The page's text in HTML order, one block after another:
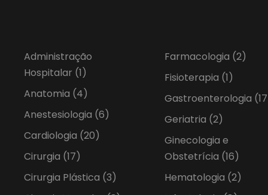
Administração
Hospitalar (1)
Anatomia (4)
Anestesiologia (6)
Cardiologia (20)
Cirurgia (17)
Cirurgia Plástica (3)
Farmacologia (2)
Fisioterapia (1)
Gastroenterologia
Geriatria (2)
Ginecologia e
Obstetrícia (16)
Hematologia (2)